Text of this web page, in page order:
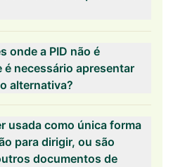
onde a PID não é
é necessário apresentar
alternativa?
usada como única forma
para dirigir, ou são
documentos de